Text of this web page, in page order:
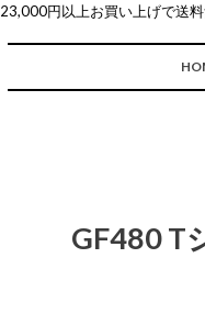
23,000円以上お買い上げで送
GF480 T